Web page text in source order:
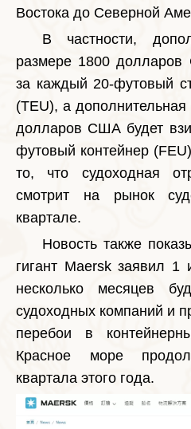
Востока до Северной
В частности,
размере 1800 долларов
за каждый 20-футовый
(TEU), а
долларов США будет
футовый контейнер
то, что судоходная
смотрит на рынок
квартале.
Новость также
гигант Maersk заявил
несколько месяцев
судоходных компаний и
перебои в
Красное море
квартала этого года.